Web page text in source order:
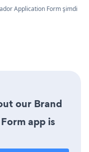
Application Form şimdi
our Brand
app is